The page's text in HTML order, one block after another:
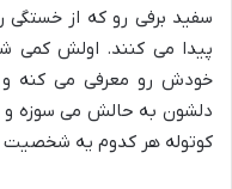
سفید برفی رو که از
پیدا می کنند. اولش کمی
خودش رو معرفی می کنه و
دلشون به حالش می سوزه و
کوتوله هر کدوم یه شخصیت